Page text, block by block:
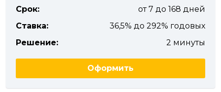
Срок:
от 7 до 168 дней
Ставка:
36,5% до 292% годовых
Решение:
2 минуты
Оформить